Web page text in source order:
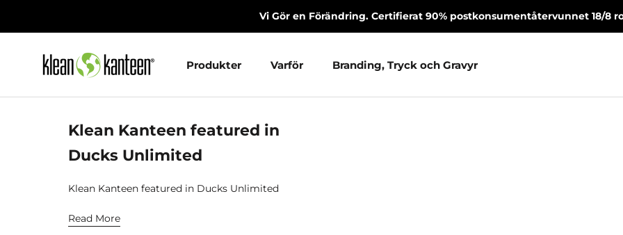
Vi Gör en Förändring. Certifierat 90% postkonsumentåtervunnet 18/8
Produkter
Varför
Branding, Tryck och Gravyr
Klean Kanteen featured in
Ducks Unlimited
Klean Kanteen featured in Ducks Unlimited
Read More